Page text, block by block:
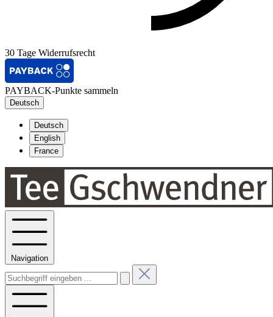
30 Tage Widerrufsrecht
PAYBACK-Punkte sammeln
Deutsch
Deutsch
English
France
Navigation